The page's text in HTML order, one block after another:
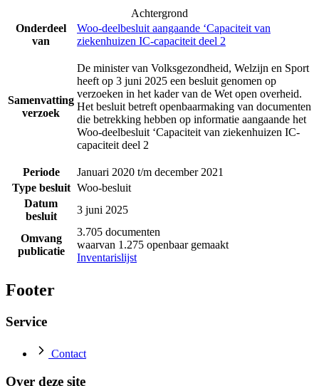
Achtergrond
Onderdeel
van
Woo-deelbesluit aangaande ‘Capaciteit van
ziekenhuizen IC-capaciteit deel 2
Samenvatting
verzoek
De minister van Volksgezondheid, Welzijn en Sport
heeft op 3 juni 2025 een besluit genomen op
verzoeken in het kader van de Wet open overheid.
Het besluit betreft openbaarmaking van documenten
die betrekking hebben op informatie aangaande het
Woo-deelbesluit ‘Capaciteit van ziekenhuizen IC-
capaciteit deel 2
Periode
Januari 2020 t/m december 2021
Type besluit Woo-besluit
Datum
besluit
3 juni 2025
Omvang
publicatie
3.705 documenten
waarvan 1.275 openbaar gemaakt
Inventarislijst
Footer
Service
Contact
Over deze site